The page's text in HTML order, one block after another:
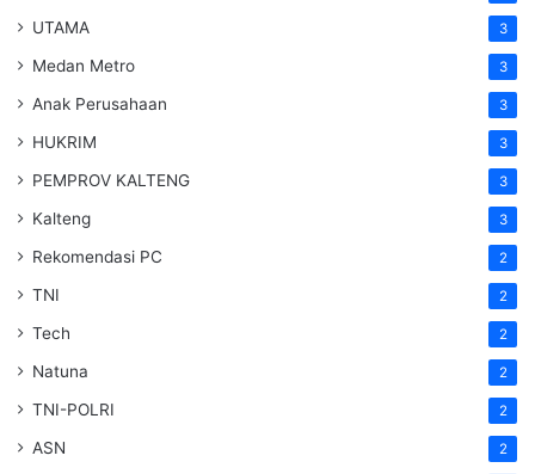
UTAMA 3
Medan Metro 3
Anak Perusahaan 3
HUKRIM 3
PEMPROV KALTENG 3
Kalteng 3
Rekomendasi PC 2
TNI 2
Tech 2
Natuna 2
TNI-POLRI 2
ASN 2